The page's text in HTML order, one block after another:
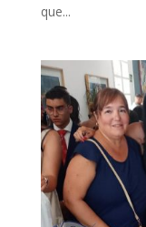
que...